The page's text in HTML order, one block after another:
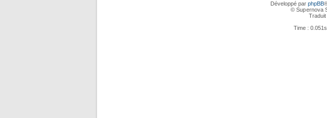
Développé par phpBB
© Supernova
Traduit
Time :